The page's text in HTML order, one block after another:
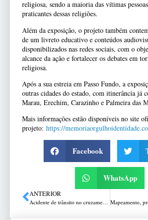
religiosa, sendo a maioria das vítimas
praticantes dessas religiões.
Além da exposição, o projeto também
de um livreto educativo e conteúdos
disponibilizados nas redes sociais, com o
alcance da ação e fortalecer os debates em
religiosa.
Após a sua estreia em Passo Fundo, a
outras cidades do estado, com itinerância já
Marau, Erechim, Carazinho e Palmeira das
Mais informações estão disponíveis no site
projeto: https://
Facebook
WhatsApp
ANTERIOR
Acidente de trânsito no cruzamento das ruas Minas Gerais e Aspirante Jenner, em Passo Fundo